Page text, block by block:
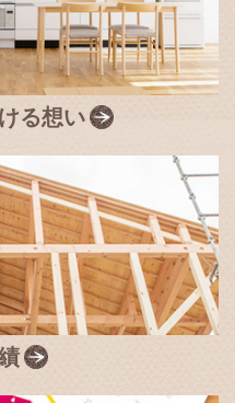
る想い